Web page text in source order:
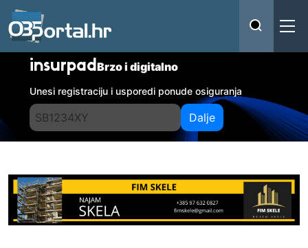
insurpadBrzo i digitalno
Unesi registraciju i usporedi ponude osiguranja
Dalje